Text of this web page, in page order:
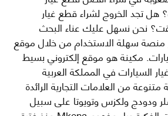
هل تجد الخروج لشراء قطع غيار
نحن نسهل عليك عناء البحث
منصة سهلة الاستخدام من خلال موقع
مكينة هو موقع إلكتروني بسيط
السيارات في المملكة العربية
من العلامات التجارية الرائدة
ودودج ولكزس وتويوتا على سبيل